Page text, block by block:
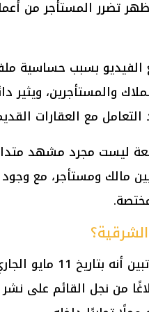
ظهر تضرر المستأجر من
بسبب حساسية ملف
والمستأجرين، ويثير
مع العقارات
ليست مجرد مشهد
مالك ومستأجر، مع
الجاري تلقى مركز
من نجل القائم على نشر